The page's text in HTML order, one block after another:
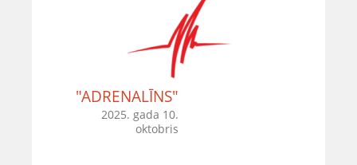
"ADRENALĪNS"
2025. gada 10.
oktobris